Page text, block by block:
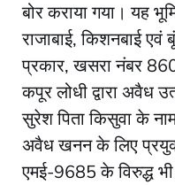
बोर कराया गया। यह
राजाबाई, किशनबाई एवं
प्रकार, खसरा नंबर
कपूर लोधी द्वारा अवैध
सुरेश पिता किसुवा के
अवैध खनन के लिए
एमई-9685 के विरुद्ध भी